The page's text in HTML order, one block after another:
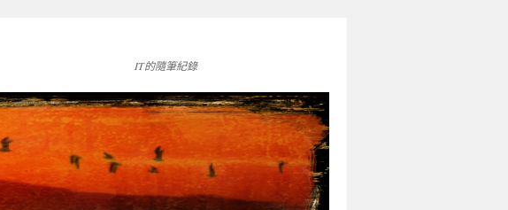
IT的隨筆紀錄